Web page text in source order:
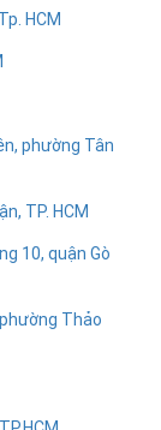
HCM
phường Tân
TP. HCM
10, quận Gò
Thảo